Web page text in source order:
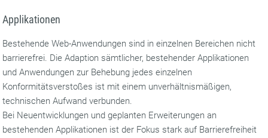
Applikationen
Bestehende Web-Anwendungen sind in einzelnen Bereichen nicht
barrierefrei. Die Adaption sämtlicher, bestehender Applikationen
und Anwendungen zur Behebung jedes einzelnen
Konformitätsverstoßes ist mit einem unverhältnismäßigen,
technischen Aufwand verbunden.
Bei Neuentwicklungen und geplanten Erweiterungen an
bestehenden Applikationen ist der Fokus stark auf Barrierefreiheit